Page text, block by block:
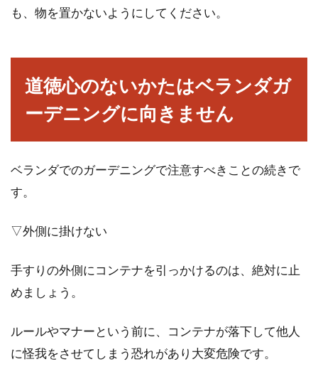
も、物を置かないようにしてください。
道徳心のないかたはベランダガ
ーデニングに向きません
ベランダでのガーデニングで注意すべきことの続きで
す。
▽外側に掛けない
手すりの外側にコンテナを引っかけるのは、絶対に止
めましょう。
ルールやマナーという前に、コンテナが落下して他人
に怪我をさせてしまう恐れがあり大変危険です。